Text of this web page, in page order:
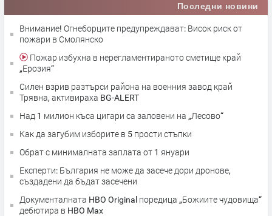
Последни новини
Внимание! Огнеборците предупреждават: Висок риск от
пожари в Смолянско
„Ерозия“
Силен взрив разтърси района на военния завод край
Трявна, активираха BG-ALERT
Над 1 милион къса цигари са заловени на „Лесово“
Как да загубим изборите в 5 прости стъпки
Обрат с минималната заплата от 1 януари
Експерти: България не може да засече дори дронове,
създадени да бъдат засечени
Документалната HBO Original поредица „Божиите чудовища“
дебютира в HBO Max